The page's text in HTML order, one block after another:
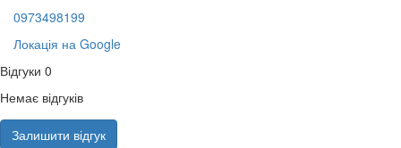
0973498199
Локація на Google
Відгуки 0
Немає відгуків
Залишити відгук